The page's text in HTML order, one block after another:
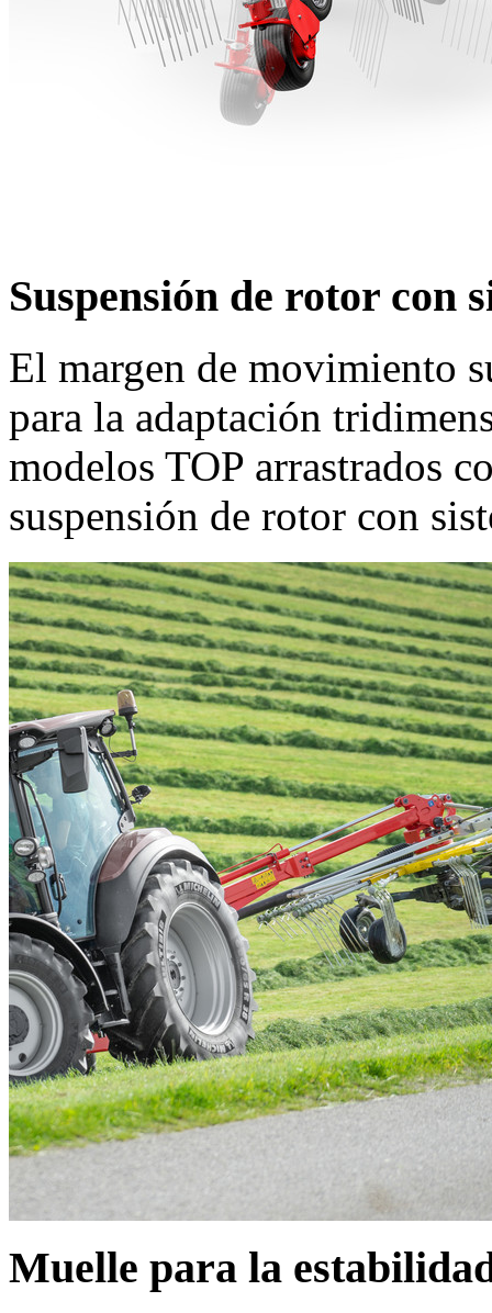
Suspensión de rotor con
El margen de movimiento
para la adaptación
modelos TOP arrastrados
suspensión de rotor con
Muelle para la